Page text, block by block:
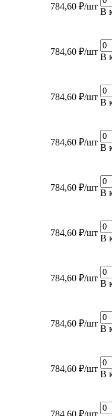
784,60 ₽/шт
В
784,60 ₽/шт
В
784,60 ₽/шт
В
784,60 ₽/шт
В
784,60 ₽/шт
В
784,60 ₽/шт
В
784,60 ₽/шт
В
784,60 ₽/шт
В
784,60 ₽/шт
В
784,60 ₽/шт